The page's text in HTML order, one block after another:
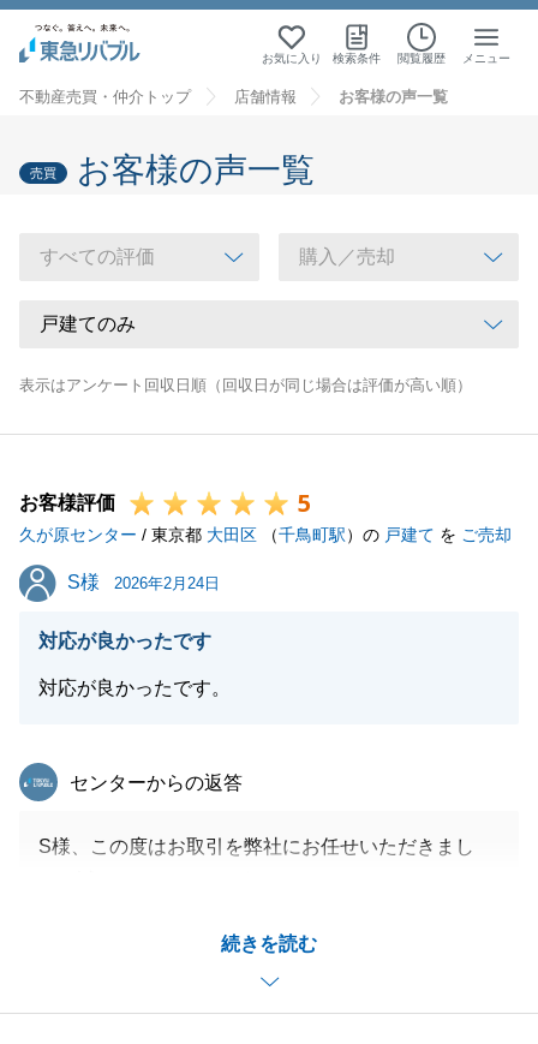
お気に入り 検索条件 閲覧履歴 メニュー
不動産売買・仲介トップ 店舗情報 お客様の声一覧
売買 お客様の声一覧
表示はアンケート回収日順（回収日が同じ場合は評価が高い順）
お客様評価 5
久が原センター / 東京都 大田区 （千鳥町駅）の 戸建て を ご売却
S様
S様 2026年2月24日
対応が良かったです
対応が良かったです。
続きを読む
東急リバブル
センターからの返答
S様、この度はお取引を弊社にお任せいただきまし
了させてことが出来ました。
今後とも、東急リバブルのご愛顧のほど、どうぞよろ
しくお願い申し上げます。